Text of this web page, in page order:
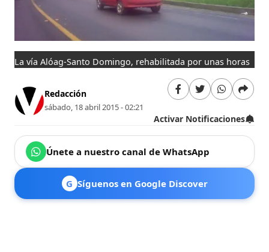
La vía Alóag-Santo Domingo, rehabilitada por unas horas
Redacción
sábado, 18 abril 2015 - 02:21
Activar Notificaciones
Únete a nuestro canal de WhatsApp
G Síguenos en Google Discover